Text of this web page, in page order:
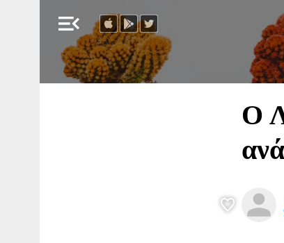
menu_open
Ο